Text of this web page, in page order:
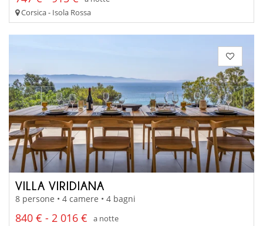
Corsica - Isola Rossa
VILLA VIRIDIANA
8 persone • 4 camere • 4 bagni
840 € - 2 016 €
a notte